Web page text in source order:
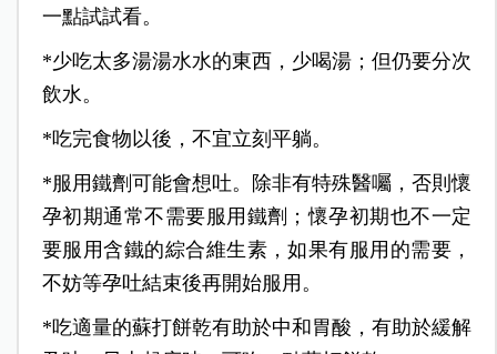
一點試試看。
*少吃太多湯湯水水的東西，少喝湯；但仍要分次
飲水。
*吃完食物以後，不宜立刻平躺。
*服用鐵劑可能會想吐。除非有特殊醫囑，否則懷
孕初期通常不需要服用鐵劑；懷孕初期也不一定
要服用含鐵的綜合維生素，如果有服用的需要，
不妨等孕吐結束後再開始服用。
*吃適量的蘇打餅乾有助於中和胃酸，有助於緩解